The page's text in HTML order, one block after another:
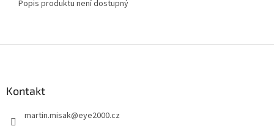
Popis produktu není dostupný
Kontakt
martin.misak@eye2000.cz